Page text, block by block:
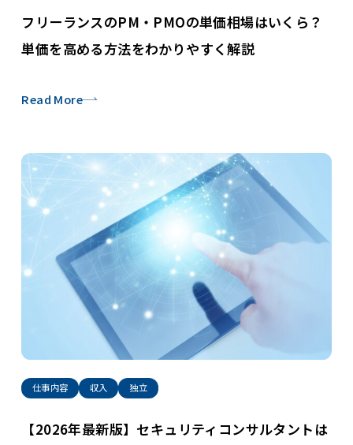
フリーランスのPM・PMOの単価相場はいくら？
単価を高める方法をわかりやすく解説
Read More
仕事内容 収入 独立
【2026年最新版】セキュリティコンサルタントは